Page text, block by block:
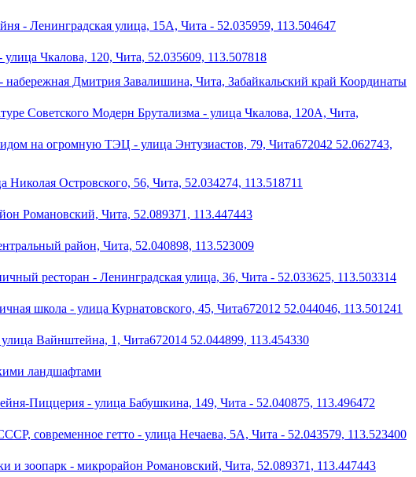
- Ленинградская улица, 15А, Чита - 52.035959, 113.504647
Чкалова, 120, Чита, 52.035609, 113.507818
Дмитрия Завалишина, Чита, Забайкальский край Координаты
Советского Модерн Брутализма - улица Чкалова, 120А, Чита,
на огромную ТЭЦ - улица Энтузиастов, 79, Чита672042 52.062743,
Николая Островского, 56, Чита, 52.034274, 113.518711
Романовский, Чита, 52.089371, 113.447443
район, Чита, 52.040898, 113.523009
ресторан - Ленинградская улица, 36, Чита - 52.033625, 113.503314
школа - улица Курнатовского, 45, Чита672012 52.044046, 113.501241
Вайнштейна, 1, Чита672014 52.044899, 113.454330
ландшафтами
Пиццерия - улица Бабушкина, 149, Чита - 52.040875, 113.496472
современное гетто - улица Нечаева, 5А, Чита - 52.043579, 113.523400
и зоопарк - микрорайон Романовский, Чита, 52.089371, 113.447443